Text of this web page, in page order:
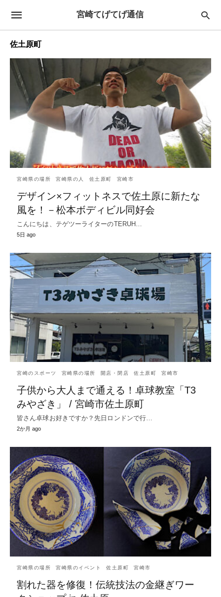
宮崎てげてげ通信
佐土原町
宮崎県の場所 宮崎県の人 佐土原町 宮崎市
デザイン×フィットネスで佐土原に新たな
風を！－松本ボディビル同好会
こんにちは、テゲツーライターのTERUH…
5日 ago
宮崎のスポーツ 宮崎県の場所 開店・閉店 佐土原町 宮崎市
子供から大人まで通える！卓球教室「T3
みやざき」 / 宮崎市佐土原町
皆さん卓球お好きですか？先日ロンドンで行…
2か月 ago
宮崎県の場所 宮崎県のイベント 佐土原町 宮崎市
割れた器を修復！伝統技法の金継ぎワー